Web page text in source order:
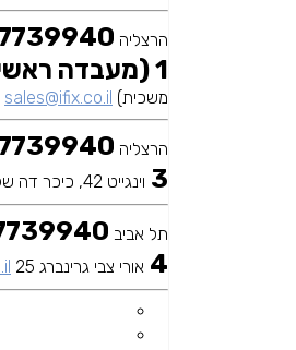
הרצליה
1 (מעבדה ראשית)
משכית) sales@ifix.co.il
הרצליה
3 וינגייט 42, כיכר דה שליט
תל אביב
4 אורי צבי גרינברג 25